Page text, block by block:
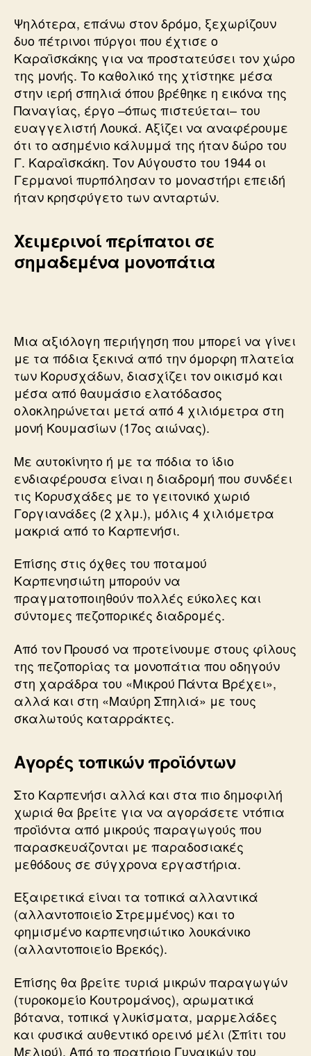
Ψηλότερα, επάνω στον δρόμο, ξεχωρίζουν
δυο πέτρινοι πύργοι που έχτισε ο
Καραϊσκάκης για να προστατεύσει τον χώρο
της μονής. Το καθολικό της χτίστηκε μέσα
στην ιερή σπηλιά όπου βρέθηκε η εικόνα της
Παναγίας, έργο –όπως πιστεύεται– του
ευαγγελιστή Λουκά. Αξίζει να αναφέρουμε
ότι το ασημένιο κάλυμμά της ήταν δώρο του
Γ. Καραϊσκάκη. Τον Αύγουστο του 1944 οι
Γερμανοί πυρπόλησαν το μοναστήρι επειδή
ήταν κρησφύγετο των ανταρτών.
Χειμερινοί περίπατοι σε
σημαδεμένα μονοπάτια
Μια αξιόλογη περιήγηση που μπορεί να γίνει
με τα πόδια ξεκινά από την όμορφη πλατεία
των Κορυσχάδων, διασχίζει τον οικισμό και
μέσα από θαυμάσιο ελατόδασος
ολοκληρώνεται μετά από 4 χιλιόμετρα στη
μονή Κουμασίων (17ος αιώνας).
Με αυτοκίνητο ή με τα πόδια το ίδιο
ενδιαφέρουσα είναι η διαδρομή που συνδέει
τις Κορυσχάδες με το γειτονικό χωριό
Γοργιανάδες (2 χλμ.), μόλις 4 χιλιόμετρα
μακριά από το Καρπενήσι.
Επίσης στις όχθες του ποταμού
Καρπενησιώτη μπορούν να
πραγματοποιηθούν πολλές εύκολες και
σύντομες πεζοπορικές διαδρομές.
Από τον Προυσό να προτείνουμε στους φίλους
της πεζοπορίας τα μονοπάτια που οδηγούν
στη χαράδρα του «Μικρού Πάντα Βρέχει»,
αλλά και στη «Μαύρη Σπηλιά» με τους
σκαλωτούς καταρράκτες.
Αγορές τοπικών προϊόντων
Στο Καρπενήσι αλλά και στα πιο δημοφιλή
χωριά θα βρείτε για να αγοράσετε ντόπια
προϊόντα από μικρούς παραγωγούς που
παρασκευάζονται με παραδοσιακές
μεθόδους σε σύγχρονα εργαστήρια.
Εξαιρετικά είναι τα τοπικά αλλαντικά
(αλλαντοποιείο Στρεμμένος) και το
φημισμένο καρπενησιώτικο λουκάνικο
(αλλαντοποιείο Βρεκός).
Επίσης θα βρείτε τυριά μικρών παραγωγών
(τυροκομείο Κουτρομάνος), αρωματικά
βότανα, τοπικά γλυκίσματα, μαρμελάδες
και φυσικά αυθεντικό ορεινό μέλι (Σπίτι του
Μελιού). Από το πρατήριο Γυναικών του